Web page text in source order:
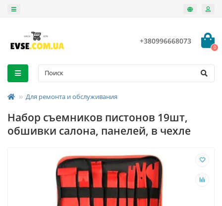
+380996668073
0
Для ремонта и обслуживания
Набор съемников пистонов 19шт,
обшивки салона, панелей, в чехле